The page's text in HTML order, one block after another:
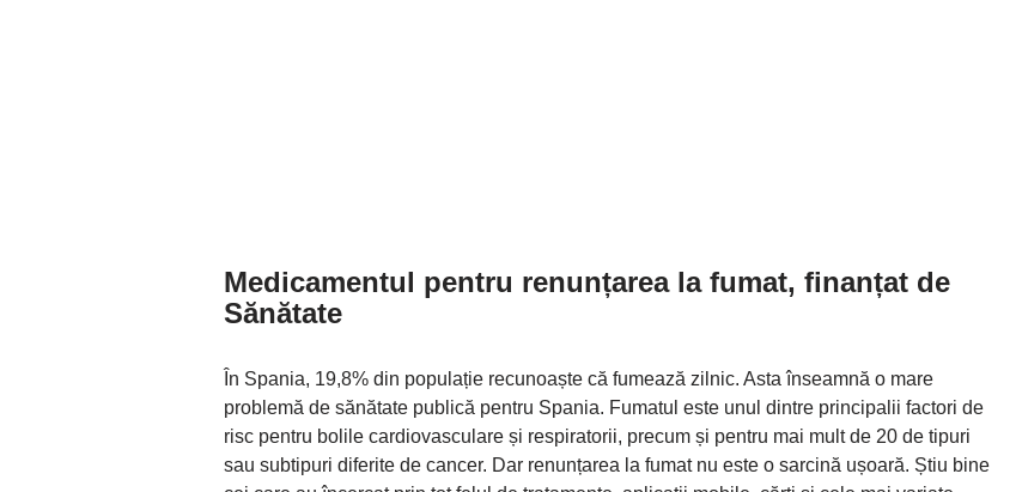
Medicamentul pentru renunțarea la fumat, finanțat de
Sănătate
În Spania, 19,8% din populație recunoaște că fumează zilnic. Asta înseamnă o mare
problemă de sănătate publică pentru Spania. Fumatul este unul dintre principalii factori de
risc pentru bolile cardiovasculare și respiratorii, precum și pentru mai mult de 20 de tipuri
sau subtipuri diferite de cancer. Dar renunțarea la fumat nu este o sarcină ușoară. Știu bine